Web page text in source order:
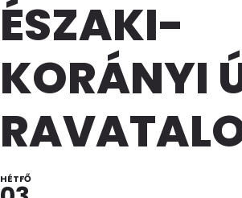
ÉSZAKI-
KORÁNYI
HÉTFŐ